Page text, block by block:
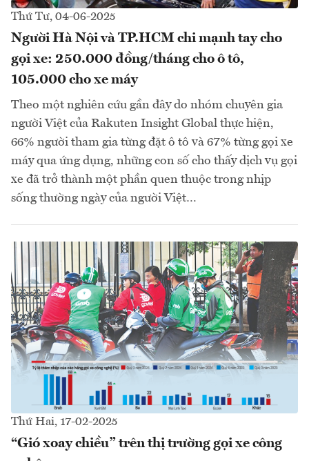
Thứ Tư, 04-06-2025
Người Hà Nội và TP.HCM chi mạnh tay cho
gọi xe: 250.000 đồng/tháng cho ô tô,
105.000 cho xe máy
Theo một nghiên cứu gần đây do nhóm chuyên gia
người Việt của Rakuten Insight Global thực hiện,
66% người tham gia từng đặt ô tô và 67% từng gọi xe
máy qua ứng dụng, những con số cho thấy dịch vụ gọi
xe đã trở thành một phần quen thuộc trong nhịp
sống thường ngày của người Việt…
Thứ Hai, 17-02-2025
“Gió xoay chiều” trên thị trường gọi xe công